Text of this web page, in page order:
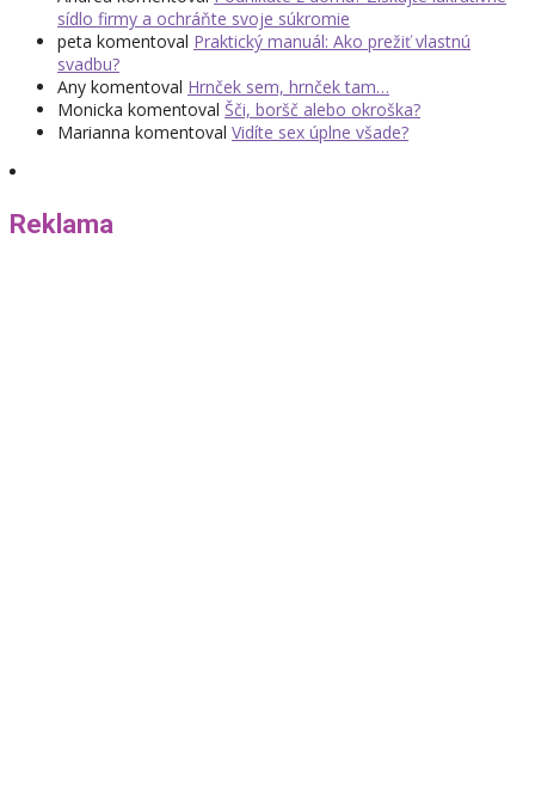
sídlo firmy a ochráňte svoje súkromie
peta komentoval Praktický manuál: Ako prežiť vlastnú
svadbu?
Any komentoval Hrnček sem, hrnček tam…
Monicka komentoval Šči, boršč alebo okroška?
Marianna komentoval Vidíte sex úplne všade?
Reklama